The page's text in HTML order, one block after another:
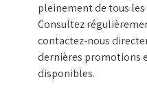
pleinement de tous
Consultez
contactez-nous
dernières promotions
disponibles.